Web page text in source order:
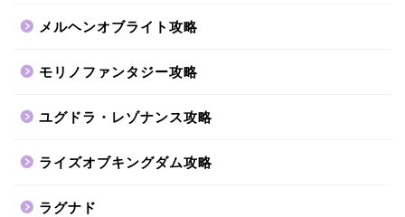
メルヘンオブライト攻略
モリノファンタジー攻略
ユグドラ・レゾナンス攻略
ライズオブキングダム攻略
ラグナド